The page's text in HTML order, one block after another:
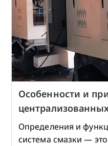
Особенности и
Определения и
система смазки —